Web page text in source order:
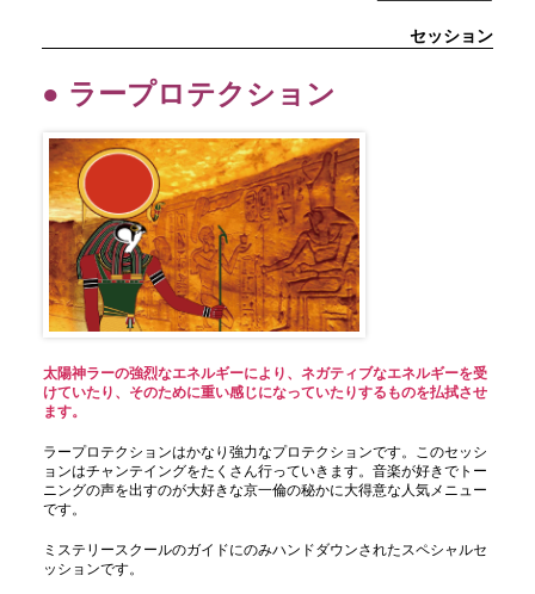
セッション
● ラープロテクション
太陽神ラーの強烈なエネルギーにより、ネガティブなエネルギーを受
けていたり、そのために重い感じになっていたりするものを払拭させ
ます。
ラープロテクションはかなり強力なプロテクションです。このセッシ
ョンはチャンテイングをたくさん行っていきます。音楽が好きでトー
ニングの声を出すのが大好きな京一倫の秘かに大得意な人気メニュー
です。
ミステリースクールのガイドにのみハンドダウンされたスペシャルセ
ッションです。